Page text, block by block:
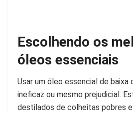
Escolhendo os
óleos essenciais
Usar um óleo essencial de baixa
ineficaz ou mesmo prejudicial.
destilados de colheitas pobres